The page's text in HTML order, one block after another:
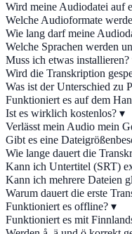
Wird meine Audiodatei auf
Welche Audioformate
Wie lang darf meine
Welche Sprachen werden
Muss ich etwas installieren?
Wird die Transkription
Was ist der Unterschied zu
Funktioniert es auf dem
Ist es wirklich kostenlos? ▾
Verlässt mein Audio mein
Gibt es eine
Wie lange dauert die
Kann ich Untertitel (SRT)
Kann ich mehrere Dateien
Warum dauert die erste
Funktioniert es offline? ▾
Funktioniert es mit